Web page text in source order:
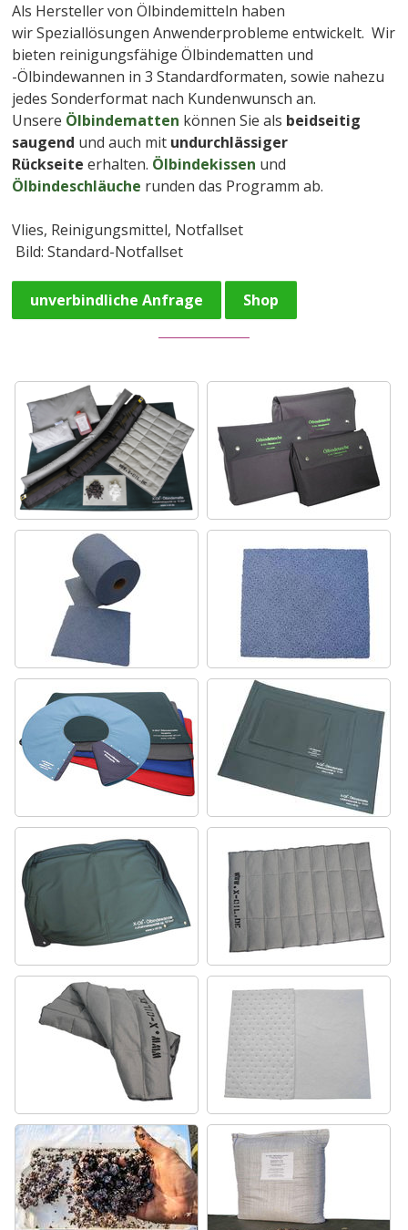
Als Hersteller von Ölbindemitteln haben
wir Speziallösungen Anwenderprobleme entwickelt. Wir
bieten reinigungsfähige Ölbindematten und
-Ölbindewannen in 3 Standardformaten, sowie nahezu
jedes Sonderformat nach Kundenwunsch an.
Unsere Ölbindematten können Sie als beidseitig
saugend und auch mit undurchlässiger
Rückseite erhalten. Ölbindekissen und
Ölbindeschläuche runden das Programm ab.
Vlies, Reinigungsmittel, Notfallset
Bild: Standard-Notfallset
unverbindliche Anfrage Shop